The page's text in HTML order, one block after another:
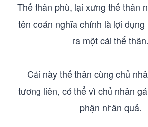
Thế thân phù, lại xưng thế thân
tên đoán nghĩa chính là lợi dụng
ra một cái thế thân.
Cái này thế thân cùng chủ
tương liên, có thể vì chủ nhân
phận nhân quả.